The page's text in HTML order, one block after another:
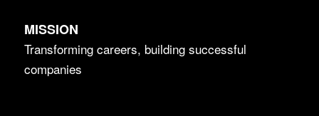
MISSION
Transforming careers, building successful
companies